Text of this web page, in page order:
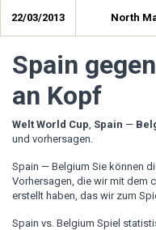
22/03/2013 North
Spain
an Kopf
Welt World Cup, Spain —
und vorhersagen.
Spain — Belgium Sie können
Vorhersagen, die wir mit dem
erstellt haben, das wir zum
Spain vs. Belgium Spiel